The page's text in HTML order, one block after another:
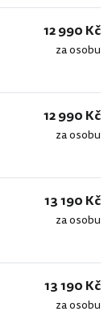
12 990 Kč
za osobu
12 990 Kč
za osobu
13 190 Kč
za osobu
13 190 Kč
za osobu